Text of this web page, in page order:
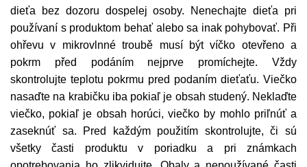
dieťa bez dozoru dospelej osoby. Nenechajte dieťa pri
používaní s produktom behať alebo sa inak pohybovať. Při
ohřevu v mikrovlnné troubě musí být víčko otevřeno a
pokrm před podáním nejprve promíchejte. Vždy
skontrolujte teplotu pokrmu pred podaním dieťaťu. Viečko
nasaďte na krabičku iba pokiaľ je obsah studený. Neklaďte
viečko, pokiaľ je obsah horúci, viečko by mohlo priľnúť a
zaseknúť sa. Pred každým použitím skontrolujte, či sú
všetky časti produktu v poriadku a pri známkach